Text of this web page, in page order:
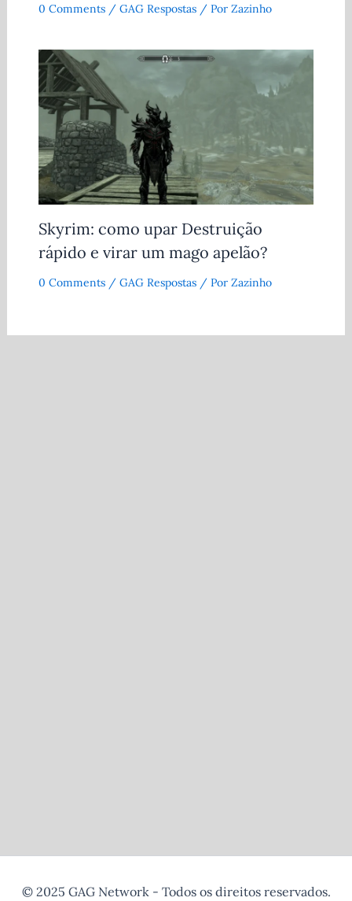
0 Comments / GAG Respostas/ Por Zazinho
Skyrim: como upar Destruição
rápido e virar um mago apelão?
0 Comments / GAG Respostas/ Por Zazinho
© 2025 GAG Network - Todos os direitos reservados.